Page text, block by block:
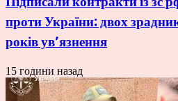
проти України: двох
років ув’язнення
15 години назад